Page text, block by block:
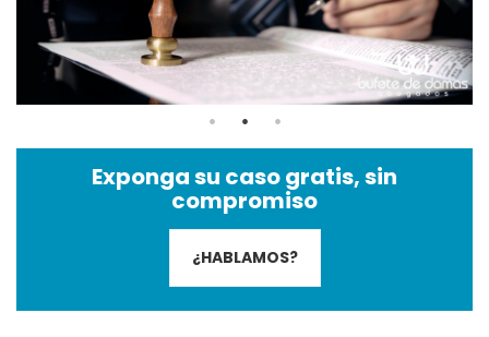
Exponga su caso gratis, sin
compromiso
¿HABLAMOS?